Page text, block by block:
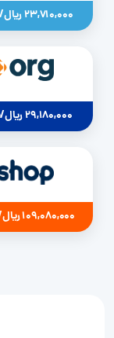
23,710,000 ریال/سالیانه
29,180,000 ریال/سالیانه
109,080,000 ریال/سالیانه